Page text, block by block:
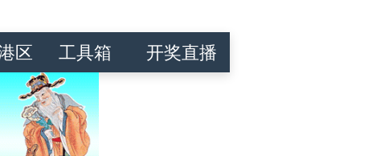
区 工具箱 开奖直播